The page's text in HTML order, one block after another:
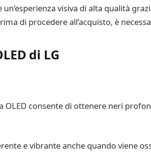
visiva di alta qualità
di procedere all’acquisto, è
di LG
consente di ottenere neri
e vibrante anche quando viene